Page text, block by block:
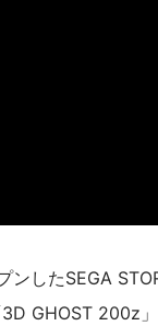
したSEGA
GHOST 200z」